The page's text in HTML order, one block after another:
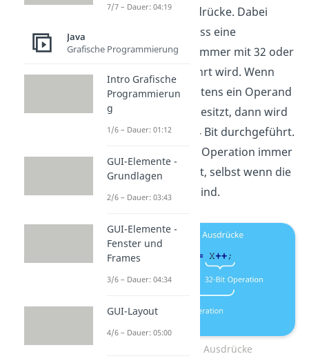
arithmetischen Ausdrücke. Dabei
musst du wissen, dass eine
Ganzzahloperation immer mit 32 oder
mehr Bit durchgeführt wird. Wenn
zum Beispiel mindestens ein Operand
im Ausdruck 64 Bit besitzt, dann wird
die Operation mit 64 Bit durchgeführt.
Andernfalls wird die Operation immer
mit 32 Bit ausgeführt, selbst wenn die
Operanden kleiner sind.
Arithmetische Ausdrücke
7/7 – Dauer: 04:19
Java
Grafische Programmierung
Intro Grafische
Programmierun
g
1/6 – Dauer: 01:12
GUI-Elemente -
Grundlagen
2/6 – Dauer: 03:43
GUI-Elemente -
Fenster und
Frames
3/6 – Dauer: 04:34
GUI-Layout
4/6 – Dauer: 05:00